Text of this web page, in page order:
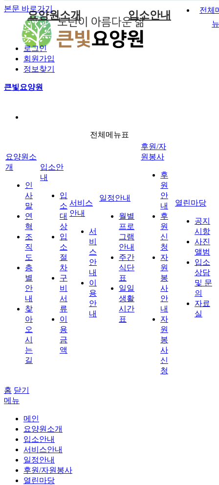
본문 바로가기
로그인
회원가입
정보찾기
큰빛요양원
요양원소개
인사말
연혁
조직도
층별안내
입소안내
입소대상
서비스안내
서비스안내
이용안내
일정안내
월별프로그램안내
후원/자원봉사
후원안내
후원신청
자원봉사안내
자원봉사신청
전체
뉴
전체메뉴표
요양원소
개
인
사
말
연
혁
조
직
도
층
별
안
내
찾
아
오
시
는
길
입소안
내
입
소
대
상
입
소
절
차
구
비
서
류
이
용
금
액
서비스
안내
서
비
스
안
내
이
용
안
내
일정안내
월별
프로
그램
안내
주간
식단
표
일일
생활
시간
표
후원/자
원봉사
후
원
안
내
후
원
신
청
자
원
봉
사
안
내
자
원
봉
사
신
청
열린마당
공지
시항
사진
앨범
입소
상담
및 문
의
자료
실
홈 닫기
메뉴
메인
요양원소개
입소안내
서비스안내
일정안내
후원/자원봉사
열린마당